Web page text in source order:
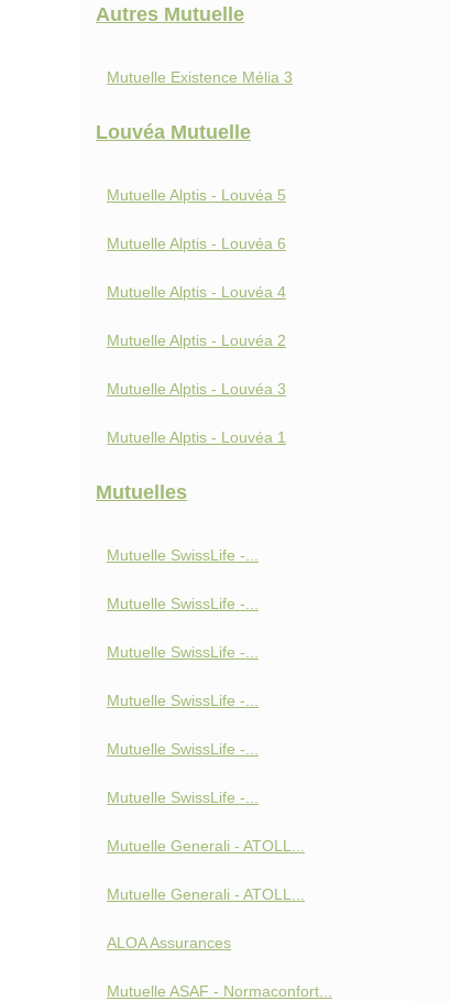
Autres Mutuelle
Mutuelle Existence Mélia 3
Louvéa Mutuelle
Mutuelle Alptis - Louvéa 5
Mutuelle Alptis - Louvéa 6
Mutuelle Alptis - Louvéa 4
Mutuelle Alptis - Louvéa 2
Mutuelle Alptis - Louvéa 3
Mutuelle Alptis - Louvéa 1
Mutuelles
Mutuelle SwissLife -...
Mutuelle SwissLife -...
Mutuelle SwissLife -...
Mutuelle SwissLife -...
Mutuelle SwissLife -...
Mutuelle SwissLife -...
Mutuelle Generali - ATOLL...
Mutuelle Generali - ATOLL...
ALOA Assurances
Mutuelle ASAF - Normaconfort...